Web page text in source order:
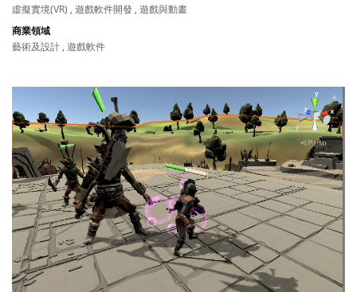
虛擬實境(VR) , 遊戲軟件開發 , 遊戲與動畫
商業領域
藝術及設計 , 遊戲軟件